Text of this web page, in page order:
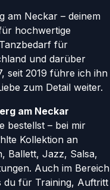
am Neckar – deinem
hochwertige
für
und darüber
seit 2019 führe ich ihn
zum Detail weiter.
am Neckar
bestellst – bei mir
Kollektion an
Ballett, Jazz, Salsa,
Auch im Bereich
du für Training, Auftritt